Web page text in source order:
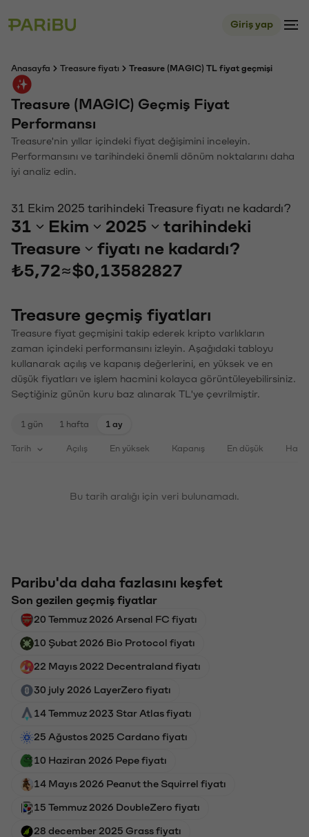
Giriş yap
Anasayfa Treasure fiyatı Treasure (MAGIC) TL fiyat geçmişi
Treasure (MAGIC) Geçmiş Fiyat
Performansı
Treasure'nin yıllar içindeki fiyat değişimini inceleyin.
Performansını ve tarihindeki önemli dönüm noktalarını daha
iyi analiz edin.
31 Ekim 2025 tarihindeki Treasure fiyatı ne kadardı?
31 Ekim 2025
tarihindeki
Treasure
fiyatı ne kadardı?
₺5,72≈$0,13582827
Treasure geçmiş fiyatları
Treasure fiyat geçmişini takip ederek kripto varlıkların
zaman içindeki performansını izleyin. Aşağıdaki tabloyu
kullanarak açılış ve kapanış değerlerini, en yüksek ve en
düşük fiyatları ve işlem hacmini kolayca görüntüleyebilirsiniz.
Seçtiğiniz günün kuru baz alınarak TL'ye çevrilmiştir.
1 gün 1 hafta 1 ay
Tarih Açılış En yüksek Kapanış En düşük
Bu tarih aralığı için veri bulunamadı.
Paribu'da daha fazlasını keşfet
Son gezilen geçmiş fiyatlar
20 Temmuz 2026 Arsenal FC fiyatı
10 Şubat 2026 Bio Protocol fiyatı
22 Mayıs 2022 Decentraland fiyatı
30 july 2026 LayerZero fiyatı
14 Temmuz 2023 Star Atlas fiyatı
25 Ağustos 2025 Cardano fiyatı
10 Haziran 2026 Pepe fiyatı
14 Mayıs 2026 Peanut the Squirrel fiyatı
15 Temmuz 2026 DoubleZero fiyatı
28 december 2025 Grass fiyatı